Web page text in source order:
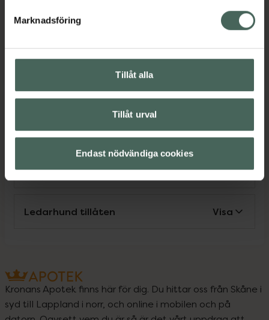
Marknadsföring
Tillåt alla
Tillåt urval
Endast nödvändiga cookies
Språk
Leverans till apotek Visa
Ledarhund tillåten Visa
Kronans Apotek finns här för dig. Du hittar oss från Skåne i
syd till Lappland i norr, och online i mobilen och på